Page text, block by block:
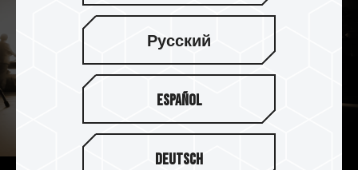
Русский
Español
Deutsch